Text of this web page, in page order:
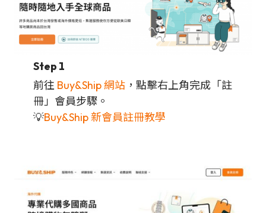
Step 1
前往 Buy&Ship 網站 ，點擊右上角完成「註
冊」會員步驟。
💡Buy&Ship 新會員註冊教學